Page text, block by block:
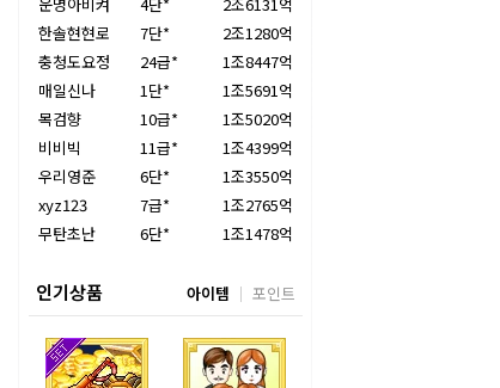
한솔현현로
7단*
2조1280억
충청도요정
24급*
1조8447억
매일신나
1단*
1조5691억
목검향
10급*
1조5020억
비비빅
11급*
1조4399억
우리영준
6단*
1조3550억
xyz123
7급*
1조2765억
무탄초난
6단* 1조1478억
인기상품 아이템 포인트